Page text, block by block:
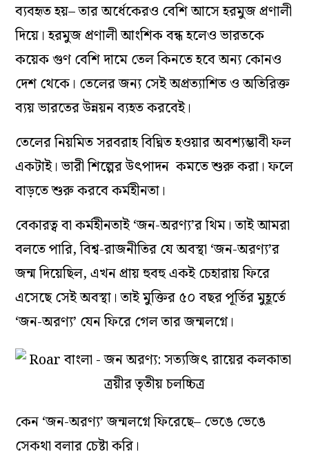
ব্যবহৃত হয়– তার অর্ধেকেরও বেশি আসে হরমুজ প্রণালী
দিয়ে। হরমুজ প্রণালী আংশিক বন্ধ হলেও ভারতকে
কয়েক গুণ বেশি দামে তেল কিনতে হবে অন্য কোনও
দেশ থেকে। তেলের জন্য সেই অপ্রত্যাশিত ও অতিরিক্ত
ব্যয় ভারতের উন্নয়ন ব্যহত করবেই।
তেলের নিয়মিত সরবরাহ বিঘ্নিত হওয়ার অবশ্যম্ভাবী ফল
একটাই। ভারী শিল্পের উৎপাদন কমতে শুরু করা। ফলে
বাড়তে শুরু করবে কর্মহীনতা।
বেকারত্ব বা কর্মহীনতাই ‘জন-অরণ্য’র থিম। তাই আমরা
বলতে পারি, বিশ্ব-রাজনীতির যে অবস্থা ‘জন-অরণ্য’র
জন্ম দিয়েছিল, এখন প্রায় হুবহু একই চেহারায় ফিরে
এসেছে সেই অবস্থা। তাই মুক্তির ৫০ বছর পূর্তির মুহূর্তে
‘জন-অরণ্য’ যেন ফিরে গেল তার জন্মলগ্নে।
কেন ‘জন-অরণ্য’ জন্মলগ্নে ফিরেছে– ভেঙে ভেঙে
সেকথা বলার চেষ্টা করি।